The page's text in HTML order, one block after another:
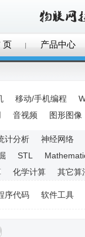
页 产品中心
移动/手机编程
音视频 图形图像
计分析
神经网络
STL
化学计算 其它算
序代码 软件工具